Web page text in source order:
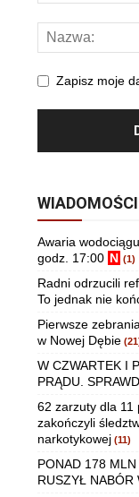
Zapisz moje
WIADOMOŚCI
Awaria
godz. 17:00 N (1)
Radni odrzucili
To jednak nie
Pierwsze
w Nowej Dębie
W CZWARTEK I
PRĄDU.
62 zarzuty dla 11
zakończyli
narkotykowej (11)
PONAD 178
RUSZYŁ NABÓR